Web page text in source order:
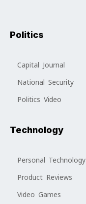
Politics
Capital Journal
National Security
Politics Video
Technology
Personal Technology
Product Reviews
Video Games